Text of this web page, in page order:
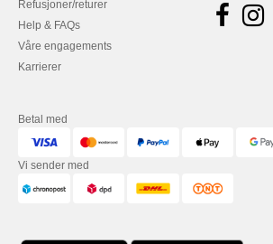
Refusjoner/returer
Help & FAQs
Våre engagements
Karrierer
Betal med
Vi sender med